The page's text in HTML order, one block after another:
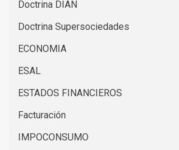
Doctrina DIAN
Doctrina Supersociedades
ECONOMIA
ESAL
ESTADOS FINANCIEROS
Facturación
IMPOCONSUMO